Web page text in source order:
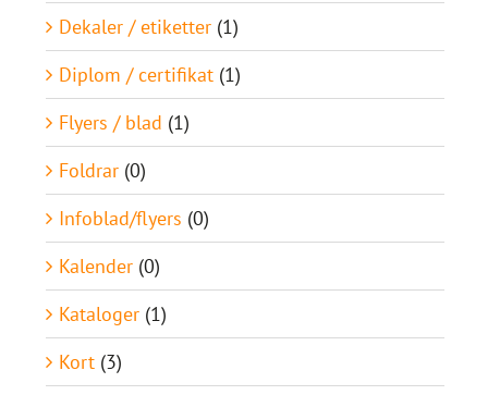
Dekaler / etiketter (1)
Diplom / certifikat (1)
Flyers / blad (1)
Foldrar (0)
Infoblad/flyers (0)
Kalender (0)
Kataloger (1)
Kort (3)